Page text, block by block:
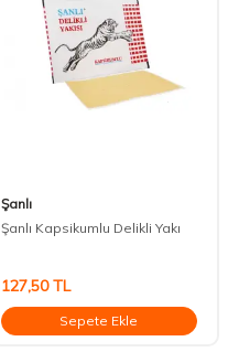
Şanlı
Şanlı Kapsikumlu Delikli Yakı
127,50TL
Sepete Ekle